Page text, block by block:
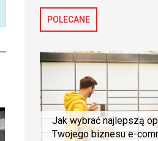
POLECANE
Jak wybrać najlepszą
Twojego biznesu e-